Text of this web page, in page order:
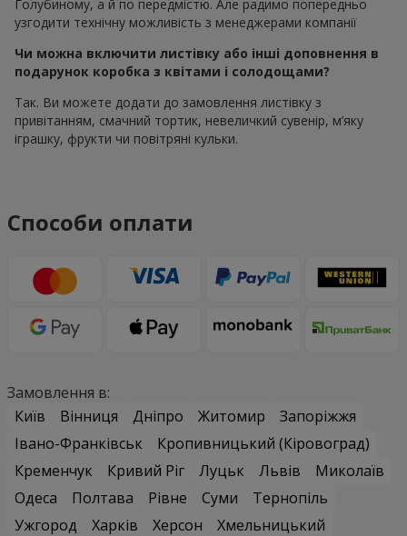
Голубиному, а й по передмістю. Але радимо попередньо
узгодити технічну можливість з менеджерами компанії
Чи можна включити листівку або інші доповнення в
подарунок коробка з квітами і солодощами?
Так. Ви можете додати до замовлення листівку з
привітанням, смачний тортик, невеличкий сувенір, м’яку
іграшку, фрукти чи повітряні кульки.
Способи оплати
Замовлення в:
Київ
Вінниця Дніпро Житомир
Запоріжжя
Івано-Франківськ
Кропивницький (Кіровоград)
Кременчук
Кривий Ріг Луцьк Львів
Миколаїв
Одеса
Полтава Рівне Суми
Тернопіль
Ужгород
Харків Херсон
Хмельницький